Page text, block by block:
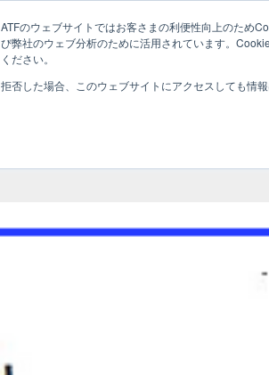
ATFのウェブサイトではお客さまの利便性向上のため
び弊社のウェブ分析のために活用されています。
ください。
拒否した場合、このウェブサイトにアクセスしても情
Web制作考え方 サービスメ